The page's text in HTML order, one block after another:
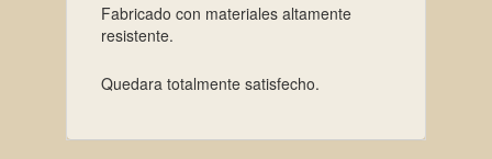
Fabricado con materiales altamente
resistente.
Quedara totalmente satisfecho.